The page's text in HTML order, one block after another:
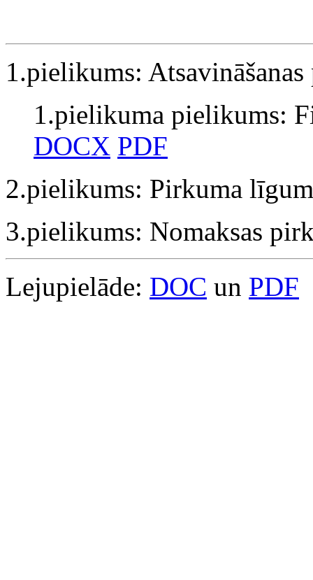
1.pielikums:
1.pielikuma pielikums:
DOCX PDF
2.pielikums: Pirkuma
3.pielikums: Nomaksas
Lejupielāde: DOC un PDF